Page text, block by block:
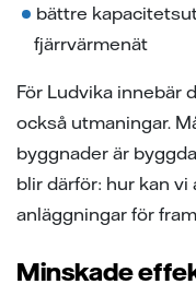
bättre
fjärrvärmenät
För Ludvika innebär
också utmaningar.
byggnader är
blir därför: hur kan vi
anläggningar för
Minskade